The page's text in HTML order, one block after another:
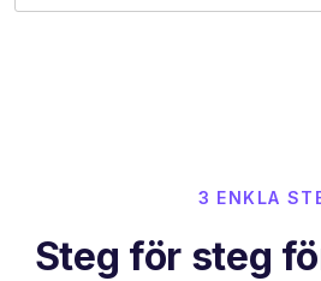
3 ENKLA
Steg för steg